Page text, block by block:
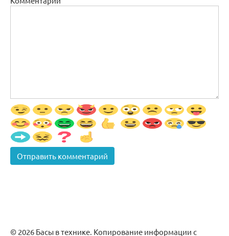
© 2026 Басы в технике. Копирование информации с